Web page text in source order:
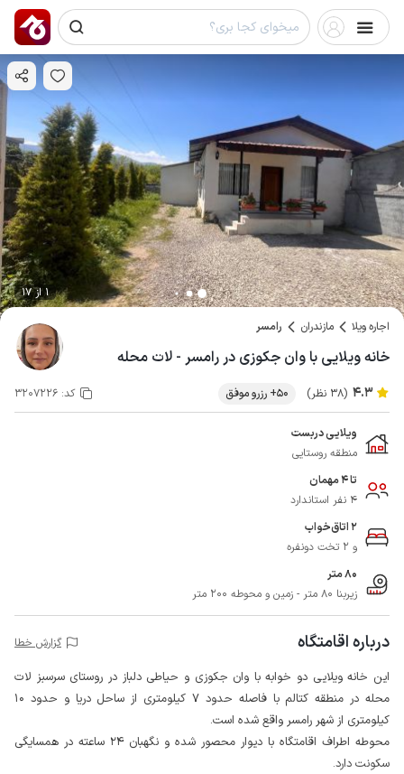
1 از 17
اجاره ویلا مازندران رامسر
خانه ویلایی با وان جکوزی در رامسر - لات محله
4.3 (38 نظر) 50+ رزرو موفق کد: 3207226
ویلایی دربست
منطقه روستایی
تا 4 مهمان
4 نفر استاندارد
2 اتاق‌خواب
و 2 تخت دونفره
80 متر
زیربنا 80 متر - زمین و محوطه 200 متر
درباره اقامتگاه گزارش خطا
این خانه ویلایی دو خوابه با وان جکوزی و حیاطی دلباز در روستای سرسبز لات
محله در منطقه کتالم با فاصله حدود 7 کیلومتری از ساحل دریا و حدود 10
کیلومتری از شهر رامسر واقع شده است.
محوطه اطراف اقامتگاه با دیوار محصور شده و نگهبان 24 ساعته در همسایگی
سکونت دارد.